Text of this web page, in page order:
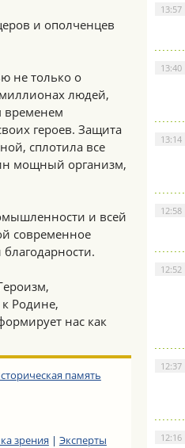
и ополченцев
не только о
людей,
временем
героев. Защита
сплотила все
мощный организм,
и всей
современное
Родине,
нас как
память
зрения | Эксперты
13:57
13:40
13:14
12:58
12:52
12:37
12:16